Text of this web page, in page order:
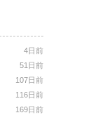
4日前
51日前
107日前
116日前
169日前